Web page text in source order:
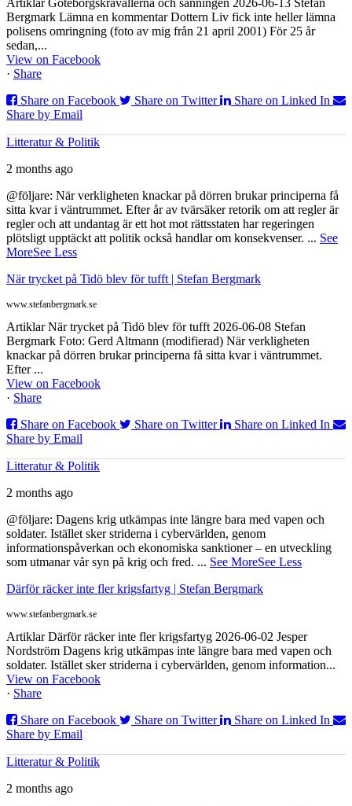
Artiklar Göteborgskravallerna och sanningen 2026-06-13 Stefan
Bergmark Lämna en kommentar Dottern Liv fick inte heller lämna
polisens omringning (foto av mig från 21 april 2001) För 25 år
sedan,...
View on Facebook
· Share
Share on Facebook
Share on Twitter
Share on Linked In
Share by Email
Litteratur & Politik
2 months ago
@följare: När verkligheten knackar på dörren brukar principerna få
sitta kvar i väntrummet. Efter år av tvärsäker retorik om att regler är
regler och att undantag är ett hot mot rättsstaten har regeringen
plötsligt upptäckt att politik också handlar om konsekvenser. ... See
MoreSee Less
När trycket på Tidö blev för tufft | Stefan Bergmark
www.stefanbergmark.se
Artiklar När trycket på Tidö blev för tufft 2026-06-08 Stefan
Bergmark Foto: Gerd Altmann (modifierad) När verkligheten
knackar på dörren brukar principerna få sitta kvar i väntrummet.
Efter ...
View on Facebook
· Share
Share on Facebook
Share on Twitter
Share on Linked In
Share by Email
Litteratur & Politik
2 months ago
@följare: Dagens krig utkämpas inte längre bara med vapen och
soldater. Istället sker striderna i cybervärlden, genom
informationspåverkan och ekonomiska sanktioner – en utveckling
som utmanar vår syn på krig och fred. ... See MoreSee Less
Därför räcker inte fler krigsfartyg | Stefan Bergmark
www.stefanbergmark.se
Artiklar Därför räcker inte fler krigsfartyg 2026-06-02 Jesper
Nordström Dagens krig utkämpas inte längre bara med vapen och
soldater. Istället sker striderna i cybervärlden, genom information...
View on Facebook
· Share
Share on Facebook
Share on Twitter
Share on Linked In
Share by Email
Litteratur & Politik
2 months ago